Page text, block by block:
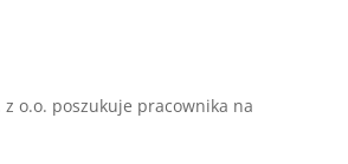
o.o. poszukuje pracownika na